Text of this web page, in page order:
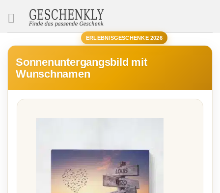
ERLEBNISGESCHENKE 2026
Sonnenuntergangsbild mit
Wunschnamen